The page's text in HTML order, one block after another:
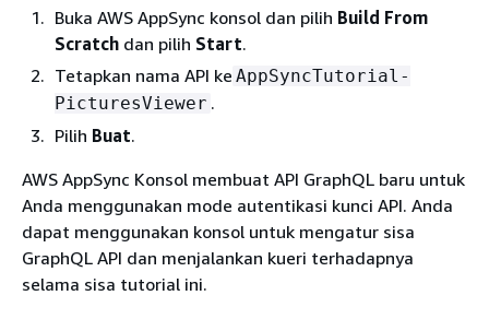
Buka AWS AppSync konsol dan pilih Build From
Scratch dan pilih Start.
Tetapkan nama API ke AppSyncTutorial-
PicturesViewer .
Pilih Buat.
AWS AppSync Konsol membuat API GraphQL baru untuk
Anda menggunakan mode autentikasi kunci API. Anda
dapat menggunakan konsol untuk mengatur sisa
GraphQL API dan menjalankan kueri terhadapnya
selama sisa tutorial ini.